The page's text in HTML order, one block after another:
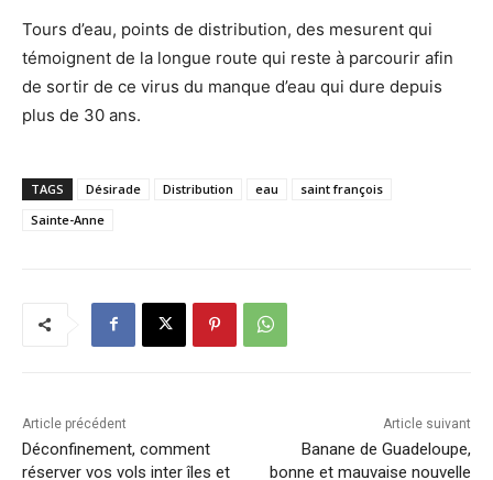
Tours d’eau, points de distribution, des mesurent qui
témoignent de la longue route qui reste à parcourir afin
de sortir de ce virus du manque d’eau qui dure depuis
plus de 30 ans.
TAGS Désirade Distribution eau
saint françois
Sainte-Anne
Article précédent
Déconfinement, comment
réserver vos vols inter îles et
Article suivant
Banane de Guadeloupe,
bonne et mauvaise nouvelle